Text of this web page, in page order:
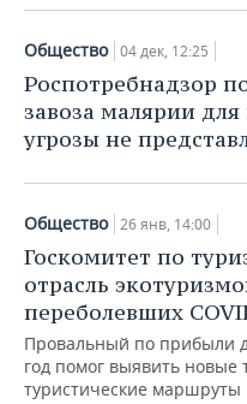
Общество 04 дек, 12:25
Роспотребнадзор
завоза малярии
угрозы не
Общество 26 янв, 14:00
Госкомитет по
отрасль
переболевших
Провальный по прибыли
год помог выявить новые
туристические маршруты